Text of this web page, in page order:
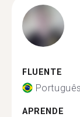
FLUENTE
Português
APRENDE